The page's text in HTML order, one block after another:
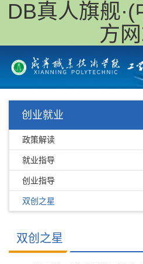
DB真人旗舰
方
创业就业
政策解读
就业指导
创业指导
双创之星
双创之星